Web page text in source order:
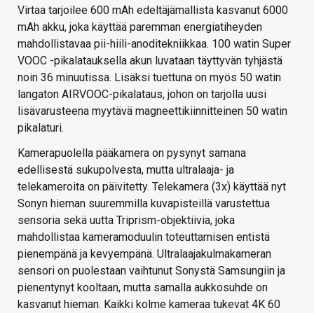
Virtaa tarjoilee 600 mAh edeltäjämallista kasvanut 6000
mAh akku, joka käyttää paremman energiatiheyden
mahdollistavaa pii-hiili-anoditekniikkaa. 100 watin Super
VOOC -pikalatauksella akun luvataan täyttyvän tyhjästä
noin 36 minuutissa. Lisäksi tuettuna on myös 50 watin
langaton AIRVOOC-pikalataus, johon on tarjolla uusi
lisävarusteena myytävä magneettikiinnitteinen 50 watin
pikalaturi.
Kamerapuolella pääkamera on pysynyt samana
edellisestä sukupolvesta, mutta ultralaaja- ja
telekameroita on päivitetty. Telekamera (3x) käyttää nyt
Sonyn hieman suuremmilla kuvapisteillä varustettua
sensoria sekä uutta Triprism-objektiivia, joka
mahdollistaa kameramoduulin toteuttamisen entistä
pienempänä ja kevyempänä. Ultralaajakulmakameran
sensori on puolestaan vaihtunut Sonystä Samsungiin ja
pienentynyt kooltaan, mutta samalla aukkosuhde on
kasvanut hieman. Kaikki kolme kameraa tukevat 4K 60